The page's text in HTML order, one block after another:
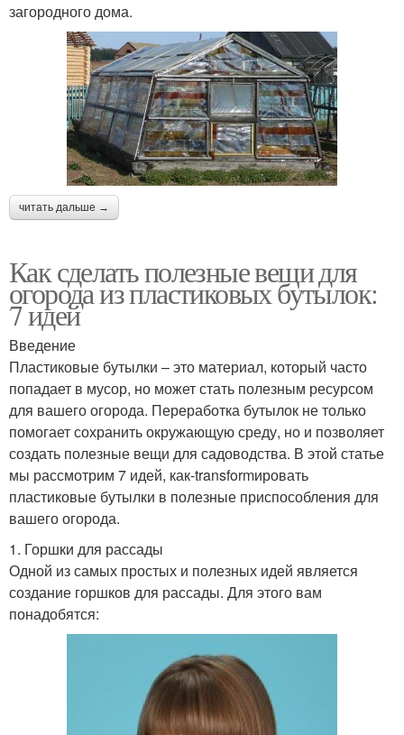
загородного дома.
читать дальше →
Как сделать полезные вещи для
огорода из пластиковых бутылок:
7 идей
Введение
Пластиковые бутылки – это материал, который часто
попадает в мусор, но может стать полезным ресурсом
для вашего огорода. Переработка бутылок не только
помогает сохранить окружающую среду, но и позволяет
создать полезные вещи для садоводства. В этой статье
мы рассмотрим 7 идей, как-transformировать
пластиковые бутылки в полезные приспособления для
вашего огорода.
1. Горшки для рассады
Одной из самых простых и полезных идей является
создание горшков для рассады. Для этого вам
понадобятся: